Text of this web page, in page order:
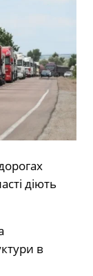
діють
в